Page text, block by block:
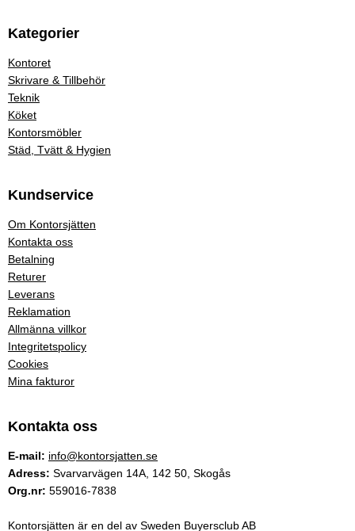
Kategorier
Kontoret
Skrivare & Tillbehör
Teknik
Köket
Kontorsmöbler
Städ, Tvätt & Hygien
Kundservice
Om Kontorsjätten
Kontakta oss
Betalning
Returer
Leverans
Reklamation
Allmänna villkor
Integritetspolicy
Cookies
Mina fakturor
Kontakta oss
E-mail: info@kontorsjatten.se
Adress: Svarvarvägen 14A, 142 50, Skogås
Org.nr: 559016-7838
Kontorsjätten är en del av Sweden Buyersclub AB